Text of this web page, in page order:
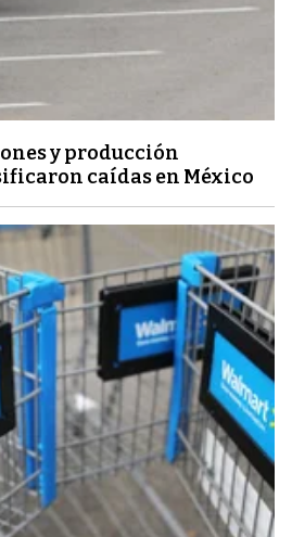
y producción
caídas en México